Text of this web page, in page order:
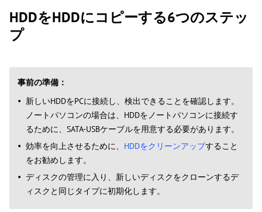
HDDをHDDにコピーする6つのステッ
プ
事前の準備：
新しいHDDをPCに接続し、検出できることを確認します。
ノートパソコンの場合は、HDDをノートパソコンに接続す
るために、SATA-USBケーブルを用意する必要があります。
効率を向上させるために、 HDDをクリーンアップすること
をお勧めします。
ディスクの管理に入り、新しいディスクをクローンするデ
ィスクと同じタイプに初期化します。